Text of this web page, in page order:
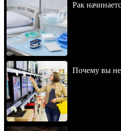
Рак
Почему вы не